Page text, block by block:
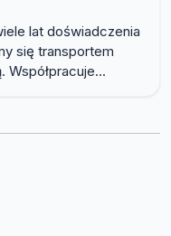
lat doświadczenia
się transportem